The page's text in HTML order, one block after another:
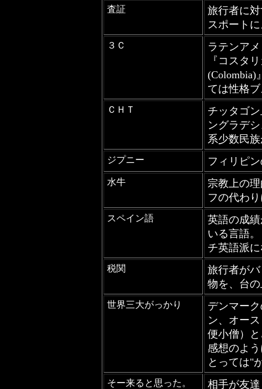
査証
旅行者に
スポート
３Ｃ
ラテンア
『コスタ
(Colombia)
ては性格
ＣＨＴ
チッタゴ
ングラデ
系少数民
ジプニー フィリピ
水牛
宗教上の
フの代わ
スペイン語
英語の成
いる言語
チ英語派
税関
旅行者が
物を、台
世界三大がっかり
デンマー
ン、オー
便小僧）
感想のよ
とっては"
そー来ると思った。 相手が友